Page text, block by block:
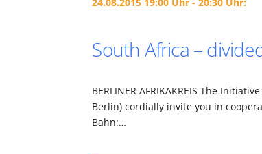
South Africa –
BERLINER AFRIKAKREIS The
Berlin) cordially invite you in
Bahn:…